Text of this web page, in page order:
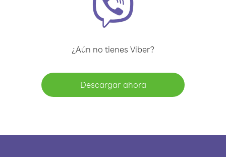
¿Aún no tienes Viber?
Descargar ahora